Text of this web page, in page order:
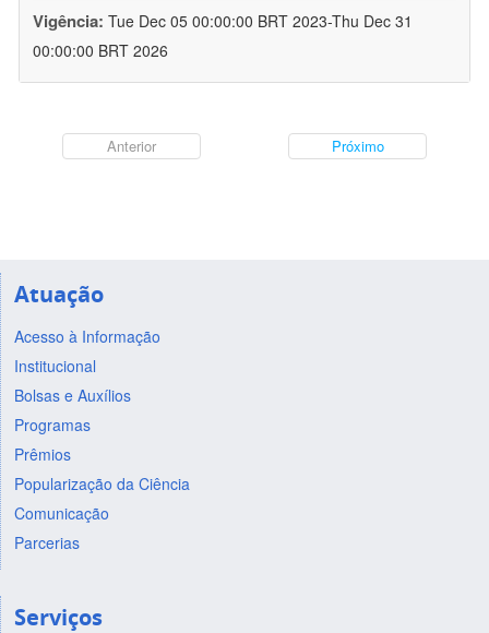
Vigência: Tue Dec 05 00:00:00 BRT 2023-Thu Dec 31
00:00:00 BRT 2026
Anterior Próximo
Atuação
Acesso à Informação
Institucional
Bolsas e Auxílios
Programas
Prêmios
Popularização da Ciência
Comunicação
Parcerias
Serviços